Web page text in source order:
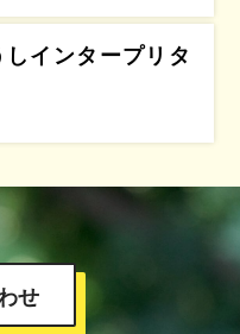
しインタープリタ
せ